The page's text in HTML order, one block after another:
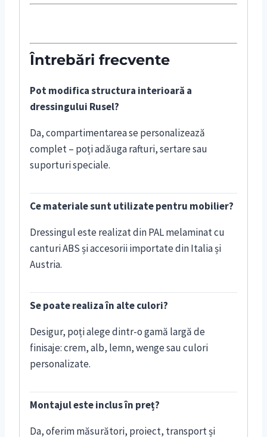
Întrebări frecvente
Pot modifica structura interioară a
dressingului Rusel?
Da, compartimentarea se personalizează
complet – poți adăuga rafturi, sertare sau
suporturi speciale.
Ce materiale sunt utilizate pentru mobilier?
Dressingul este realizat din PAL melaminat cu
canturi ABS și accesorii importate din Italia și
Austria.
Se poate realiza în alte culori?
Desigur, poți alege dintr-o gamă largă de
finisaje: crem, alb, lemn, wenge sau culori
personalizate.
Montajul este inclus în preț?
Da, oferim măsurători, proiect, transport și